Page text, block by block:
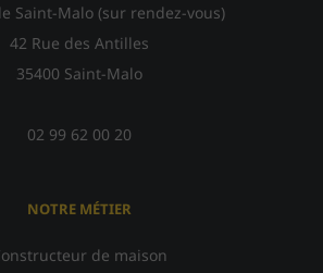
Saint-Malo (sur rendez-vous)
42 Rue des Antilles
35400 Saint-Malo
02 99 62 00 20
NOTRE MÉTIER
de maison